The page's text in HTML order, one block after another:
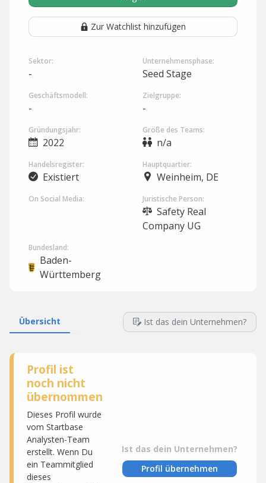
Zur Watchlist hinzufügen
Sektor:
-
Unternehmensphase:
Seed Stage
Geschäftsmodell:
-
Zielgruppe:
-
Gründungsjahr:
2022
Größe des Teams:
n/a
Handelsregister:
Existiert
Hauptquartier:
Weinheim, DE
On Social Media: Juristische Person:
Safety Real
Company UG
Bundesland:
Baden-
Württemberg
Übersicht Ist das dein Unternehmen?
Profil ist
noch nicht
übernommen
Dieses Profil wurde
vom Startbase
Analysten-Team
erstellt. Wenn Du
ein Teammitglied
dieses
Ist das dein Unternehmen?
Profil übernehmen